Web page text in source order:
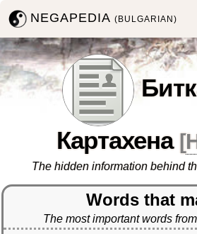
NEGAPEDIA(BULGARIAN)
Картахена [
The hidden information behind
Words that
The most important words